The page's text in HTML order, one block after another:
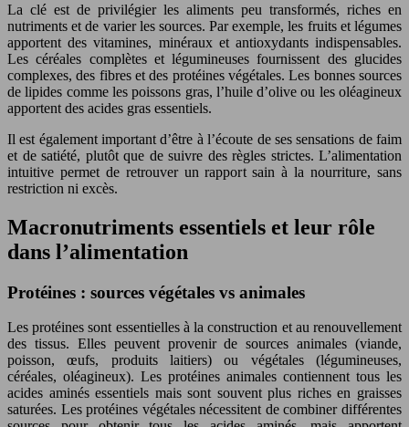
La clé est de privilégier les aliments peu transformés, riches en
nutriments et de varier les sources. Par exemple, les fruits et légumes
apportent des vitamines, minéraux et antioxydants indispensables.
Les céréales complètes et légumineuses fournissent des glucides
complexes, des fibres et des protéines végétales. Les bonnes sources
de lipides comme les poissons gras, l’huile d’olive ou les oléagineux
apportent des acides gras essentiels.
Il est également important d’être à l’écoute de ses sensations de faim
et de satiété, plutôt que de suivre des règles strictes. L’alimentation
intuitive permet de retrouver un rapport sain à la nourriture, sans
restriction ni excès.
Macronutriments essentiels et leur rôle
dans l’alimentation
Protéines : sources végétales vs animales
Les protéines sont essentielles à la construction et au renouvellement
des tissus. Elles peuvent provenir de sources animales (viande,
poisson, œufs, produits laitiers) ou végétales (légumineuses,
céréales, oléagineux). Les protéines animales contiennent tous les
acides aminés essentiels mais sont souvent plus riches en graisses
saturées. Les protéines végétales nécessitent de combiner différentes